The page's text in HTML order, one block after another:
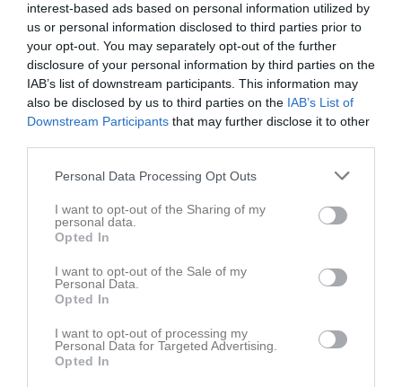
interest-based ads based on personal information utilized by
us or personal information disclosed to third parties prior to
your opt-out. You may separately opt-out of the further
disclosure of your personal information by third parties on the
IAB’s list of downstream participants. This information may
also be disclosed by us to third parties on the IAB’s List of
Downstream Participants that may further disclose it to other
Personal Data Processing Opt Outs
I want to opt-out of the Sharing of my
personal data.
Opted In
I want to opt-out of the Sale of my
Personal Data.
Opted In
I want to opt-out of processing my
Personal Data for Targeted Advertising.
Opted In
Senast uppdaterade album
Inget album finns skapat
Logga in som administratör och skapa ert första album
På gång Kalender
13 aug, 18:00
18 aug, 18:00